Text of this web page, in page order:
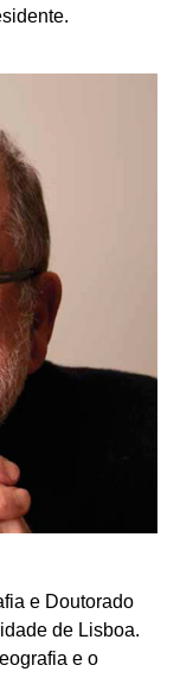
e Doutorado
de Lisboa.
e o